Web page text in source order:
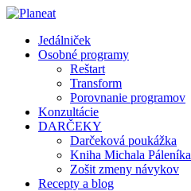
Jedálniček
Osobné programy
Reštart
Transform
Porovnanie programov
Konzultácie
DARČEKY
Darčeková poukážka
Kniha Michala Páleníka
Zošit zmeny návykov
Recepty a blog